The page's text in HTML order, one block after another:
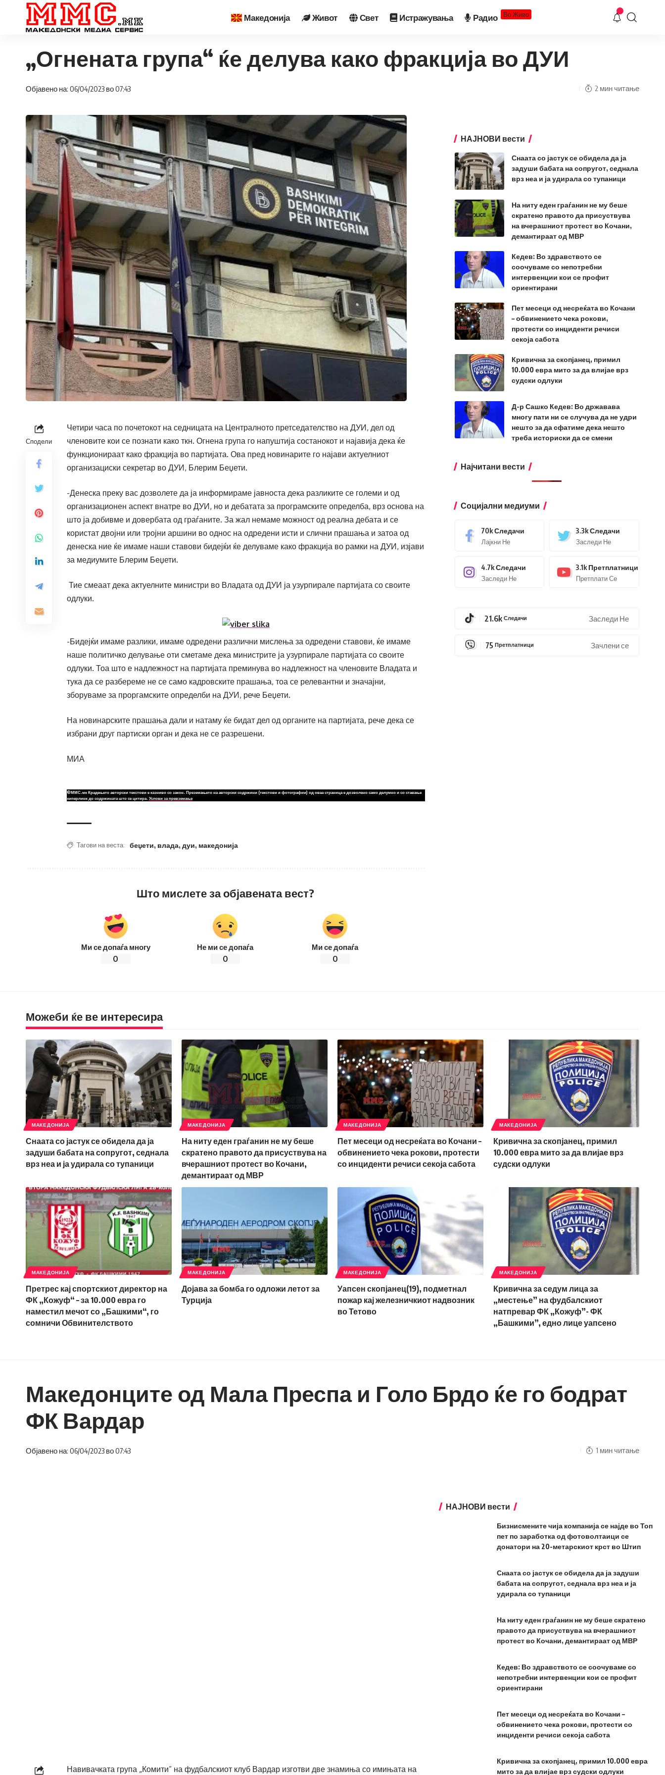
Македонија Живот Свет Истражувања Радио Во Живо
„Огнената група“ ќе делува како фракција во ДУИ
Објавено на: 06/04/2023 во 07:43 2 мин читање
Сподели
Четири часа по почетокот на седницата на Централното претседателство на ДУИ, дел од
членовите кои се познати како ткн. Огнена група го напуштија состанокот и најавија дека ќе
функционираат како фракција во партијата. Ова пред новинарите го најави актуелниот
организациски секретар во ДУИ, Блерим Беџети.
-Денеска преку вас дозволете да ја информираме јавноста дека разликите се големи и од
организационен аспект внатре во ДУИ, но и дебатата за програмските определба, врз основа на
што ја добивме и довербата од граѓаните. За жал немаме можност од реална дебата и се
користат двојни или тројни аршини во однос на одредени исти и слични прашања и затоа од
денеска ние ќе имаме наши ставови бидејќи ќе делуваме како фракција во рамки на ДУИ, изјави
за медиумите Блерим Беџети.
Тие смеаат дека актуелните министри во Владата од ДУИ ја узурпирале партијата со своите
одлуки.
-Бидејќи имаме разлики, имаме одредени различни мислења за одредени ставови, ќе имаме
наше политичко делување оти сметаме дека министрите ја узурпирале партијата со своите
одлуки. Тоа што е надлежност на партијата преминува во надлежност на членовите Владата и
тука да се разбереме не се само кадровските прашања, тоа се релевантни и значајни,
зборуваме за проргамските определби на ДУИ, рече Беџети.
На новинарските прашања дали и натаму ќе бидат дел од органите на партијата, рече дека се
избрани друг партиски орган и дека не се разрешени.
МИА
©ММС.мк Крадењето авторски текстови е казниво со закон. Преземањето на авторски содржини (текстови и фотографии) од оваа страница е дозволено само делумно и со ставање
хиперлинк до содржината што се цитира. Услови за превземање
Тагови на веста: беџети, влада, дуи, македонија
Што мислете за објавената вест?
Ми се допаѓа многу
0
Не ми се допаѓа
0
Ми се допаѓа
0
НАЈНОВИ вести
Снаата со јастук се обидела да ја
задуши бабата на сопругот, седнала
врз неа и ја удирала со тупаници
На ниту еден граѓанин не му беше
скратено правото да присуствува
на вчерашниот протест во Кочани,
демантираат од МВР
Кедев: Во здравството се
соочуваме со непотребни
интервенции кои се профит
ориентирани
Пет месеци од несреќата во Кочани
– обвинението чека рокови,
протести со инциденти речиси
секоја сабота
Кривична за скопјанец, примил
10.000 евра мито за да влијае врз
судски одлуки
Д-р Сашко Кедев: Во државава
многу пати ни се случува да не удри
нешто за да сфатиме дека нешто
треба историски да се смени
Најчитани вести
Социјални медиуми
70kСледачи
Лајкни Не
3.3kСледачи
Заследи Не
4.7kСледачи
Заследи Не
3.1k Претплатници
Претплати Се
21.6k Следачи Заследи Не
75 Претплатници Зачлени се
Можеби ќе ве интересира
МАКЕДОНИЈА
Снаата со јастук се обидела да ја
задуши бабата на сопругот, седнала
врз неа и ја удирала со тупаници
МАКЕДОНИЈА
На ниту еден граѓанин не му беше
скратено правото да присуствува на
вчерашниот протест во Кочани,
демантираат од МВР
МАКЕДОНИЈА
Пет месеци од несреќата во Кочани –
обвинението чека рокови, протести
со инциденти речиси секоја сабота
МАКЕДОНИЈА
Кривична за скопјанец, примил
10.000 евра мито за да влијае врз
судски одлуки
МАКЕДОНИЈА
Претрес кај спортскиот директор на
ФК „Кожуф“ – за 10.000 евра го
наместил мечот со „Башкими“, го
сомничи Обвинителството
МАКЕДОНИЈА
Дојава за бомба го одложи летот за
Турција
МАКЕДОНИЈА
Уапсен скопјанец(19), подметнал
пожар кај железничкиот надвозник
во Тетово
МАКЕДОНИЈА
Кривична за седум лица за
„местење” на фудбалскиот
натпревар ФК „Кожуф”- ФК
„Башкими”, едно лице уапсено
Македонците од Мала Преспа и Голо Брдо ќе го бодрат
ФК Вардар
Објавено на: 06/04/2023 во 07:43 1 мин читање
Навивачката група „Комити” на фудбалскиот клуб Вардар изготви две знамиња со имињата на
НАЈНОВИ вести
Бизнисмените чија компанија се најде во Топ
пет по заработка од фотоволтаици се
донатори на 20-метарскиот крст во Штип
Снаата со јастук се обидела да ја задуши
бабата на сопругот, седнала врз неа и ја
удирала со тупаници
На ниту еден граѓанин не му беше скратено
правото да присуствува на вчерашниот
протест во Кочани, демантираат од МВР
Кедев: Во здравството се соочуваме со
непотребни интервенции кои се профит
ориентирани
Пет месеци од несреќата во Кочани –
обвинението чека рокови, протести со
инциденти речиси секоја сабота
Кривична за скопјанец, примил 10.000 евра
мито за да влијае врз судски одлуки